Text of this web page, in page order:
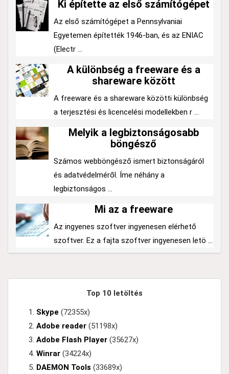
Ki építette az első számítógépet
Az első számítógépet a Pennsylvaniai
Egyetemen építették 1946-ban, és az ENIAC
(Electr ...
A különbség a freeware és a
shareware között
A freeware és a shareware közötti különbség
a terjesztési és licencelési modellekben r ...
Melyik a legbiztonságosabb
böngésző
Számos webböngésző ismert biztonságáról
és adatvédelméről. Íme néhány a
legbiztonságos ...
Mi az a freeware
Az ingyenes szoftver ingyenesen elérhető
szoftver. Ez a fajta szoftver ingyenesen letö ...
Top 10 letöltés
Skype (72355x)
Adobe reader (51198x)
Adobe Flash Player (35627x)
Winrar (34224x)
DAEMON Tools (33689x)